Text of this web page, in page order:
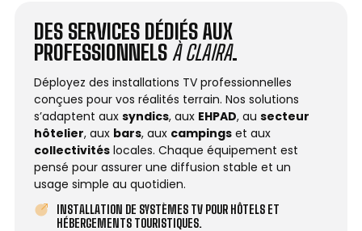
DES SERVICES DÉDIÉS AUX
PROFESSIONNELS À CLAIRA.
Déployez des installations TV professionnelles
conçues pour vos réalités terrain. Nos solutions
s’adaptent aux syndics, aux EHPAD, au secteur
hôtelier, aux bars, aux campings et aux
collectivités locales. Chaque équipement est
pensé pour assurer une diffusion stable et un
usage simple au quotidien.
INSTALLATION DE SYSTÈMES TV POUR HÔTELS ET
HÉBERGEMENTS TOURISTIQUES.